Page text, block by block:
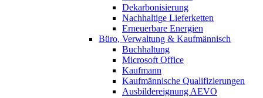
Dekarbonisierung
Nachhaltige Lieferketten
Erneuerbare Energien
Büro, Verwaltung & Kaufmännisch
Buchhaltung
Microsoft Office
Kaufmann
Kaufmännische Qualifizierungen
Ausbildereignung AEVO